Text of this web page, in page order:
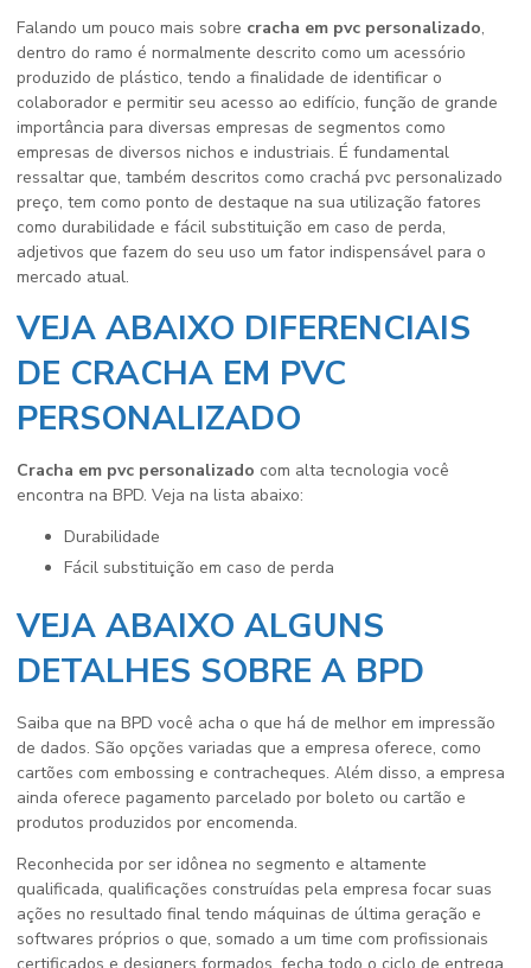
Falando um pouco mais sobre cracha em pvc personalizado,
dentro do ramo é normalmente descrito como um acessório
produzido de plástico, tendo a finalidade de identificar o
colaborador e permitir seu acesso ao edifício, função de grande
importância para diversas empresas de segmentos como
empresas de diversos nichos e industriais. É fundamental
ressaltar que, também descritos como crachá pvc personalizado
preço, tem como ponto de destaque na sua utilização fatores
como durabilidade e fácil substituição em caso de perda,
adjetivos que fazem do seu uso um fator indispensável para o
mercado atual.
VEJA ABAIXO DIFERENCIAIS
DE CRACHA EM PVC
PERSONALIZADO
Cracha em pvc personalizado com alta tecnologia você
encontra na BPD. Veja na lista abaixo:
durabilidade
fácil substituição em caso de perda
VEJA ABAIXO ALGUNS
DETALHES SOBRE A BPD
Saiba que na BPD você acha o que há de melhor em impressão
de dados. São opções variadas que a empresa oferece, como
cartões com embossing e contracheques. Além disso, a empresa
ainda oferece pagamento parcelado por boleto ou cartão e
produtos produzidos por encomenda.
Reconhecida por ser idônea no segmento e altamente
qualificada, qualificações construídas pela empresa focar suas
ações no resultado final tendo máquinas de última geração e
softwares próprios o que, somado a um time com profissionais